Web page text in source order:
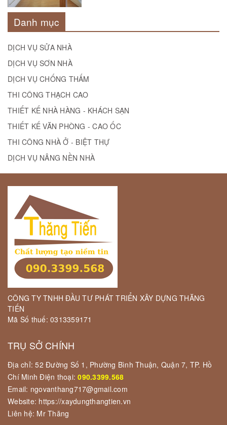
Danh mục
DỊCH VỤ SỬA NHÀ
DỊCH VỤ SƠN NHÀ
DỊCH VỤ CHỐNG THẤM
THI CÔNG THẠCH CAO
THIẾT KẾ NHÀ HÀNG - KHÁCH SẠN
THIẾT KẾ VĂN PHÒNG - CAO ỐC
THI CÔNG NHÀ Ở - BIỆT THỰ
DỊCH VỤ NÂNG NỀN NHÀ
CÔNG TY TNHH ĐẦU TƯ PHÁT TRIỂN XÂY DỰNG THĂNG
TIẾN
Mã Số thuế: 0313359171
TRỤ SỞ CHÍNH
Địa chỉ: 52 Đường Số 1, Phường Bình Thuận, Quận 7, TP. Hồ
Chí Minh Điện thoại:090.3399.568
Email: ngovanthang717@gmail.com
Website: https://xaydungthangtien.vn
Liên hệ: Mr Thăng